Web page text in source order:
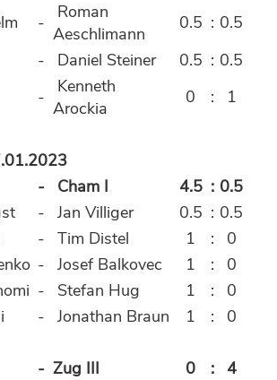
-
Roman
Aeschlimann
0.5 : 0.5
- Daniel Steiner 0.5 : 0.5
-
Kenneth
Arockia
0 : 1
- Cham I 4.5 : 0.5
- Jan Villiger 0.5 : 0.5
- Tim Distel 1 :
0
- Josef Balkovec 1 :
0
- Stefan Hug 1 :
0
- Jonathan Braun 1 : 0
- Zug III 0 :
4